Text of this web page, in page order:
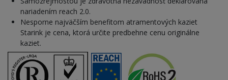
nariadením reach 2.0.
Nesporne najväčším benefitom atramentových kaziet
Starink je cena, ktorá určite predbehne cenu originálne
kaziet.